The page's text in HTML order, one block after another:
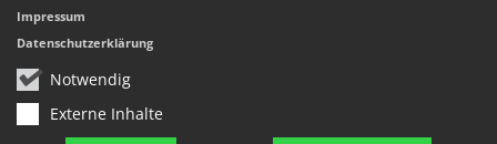
Notwendig
Externe Inhalte
Impressum
Datenschutzerklärung